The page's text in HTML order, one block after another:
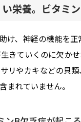
栄養。ビタミ
け、神経の機能を
きていくのに欠か
リやカキなどの貝
まれていません。